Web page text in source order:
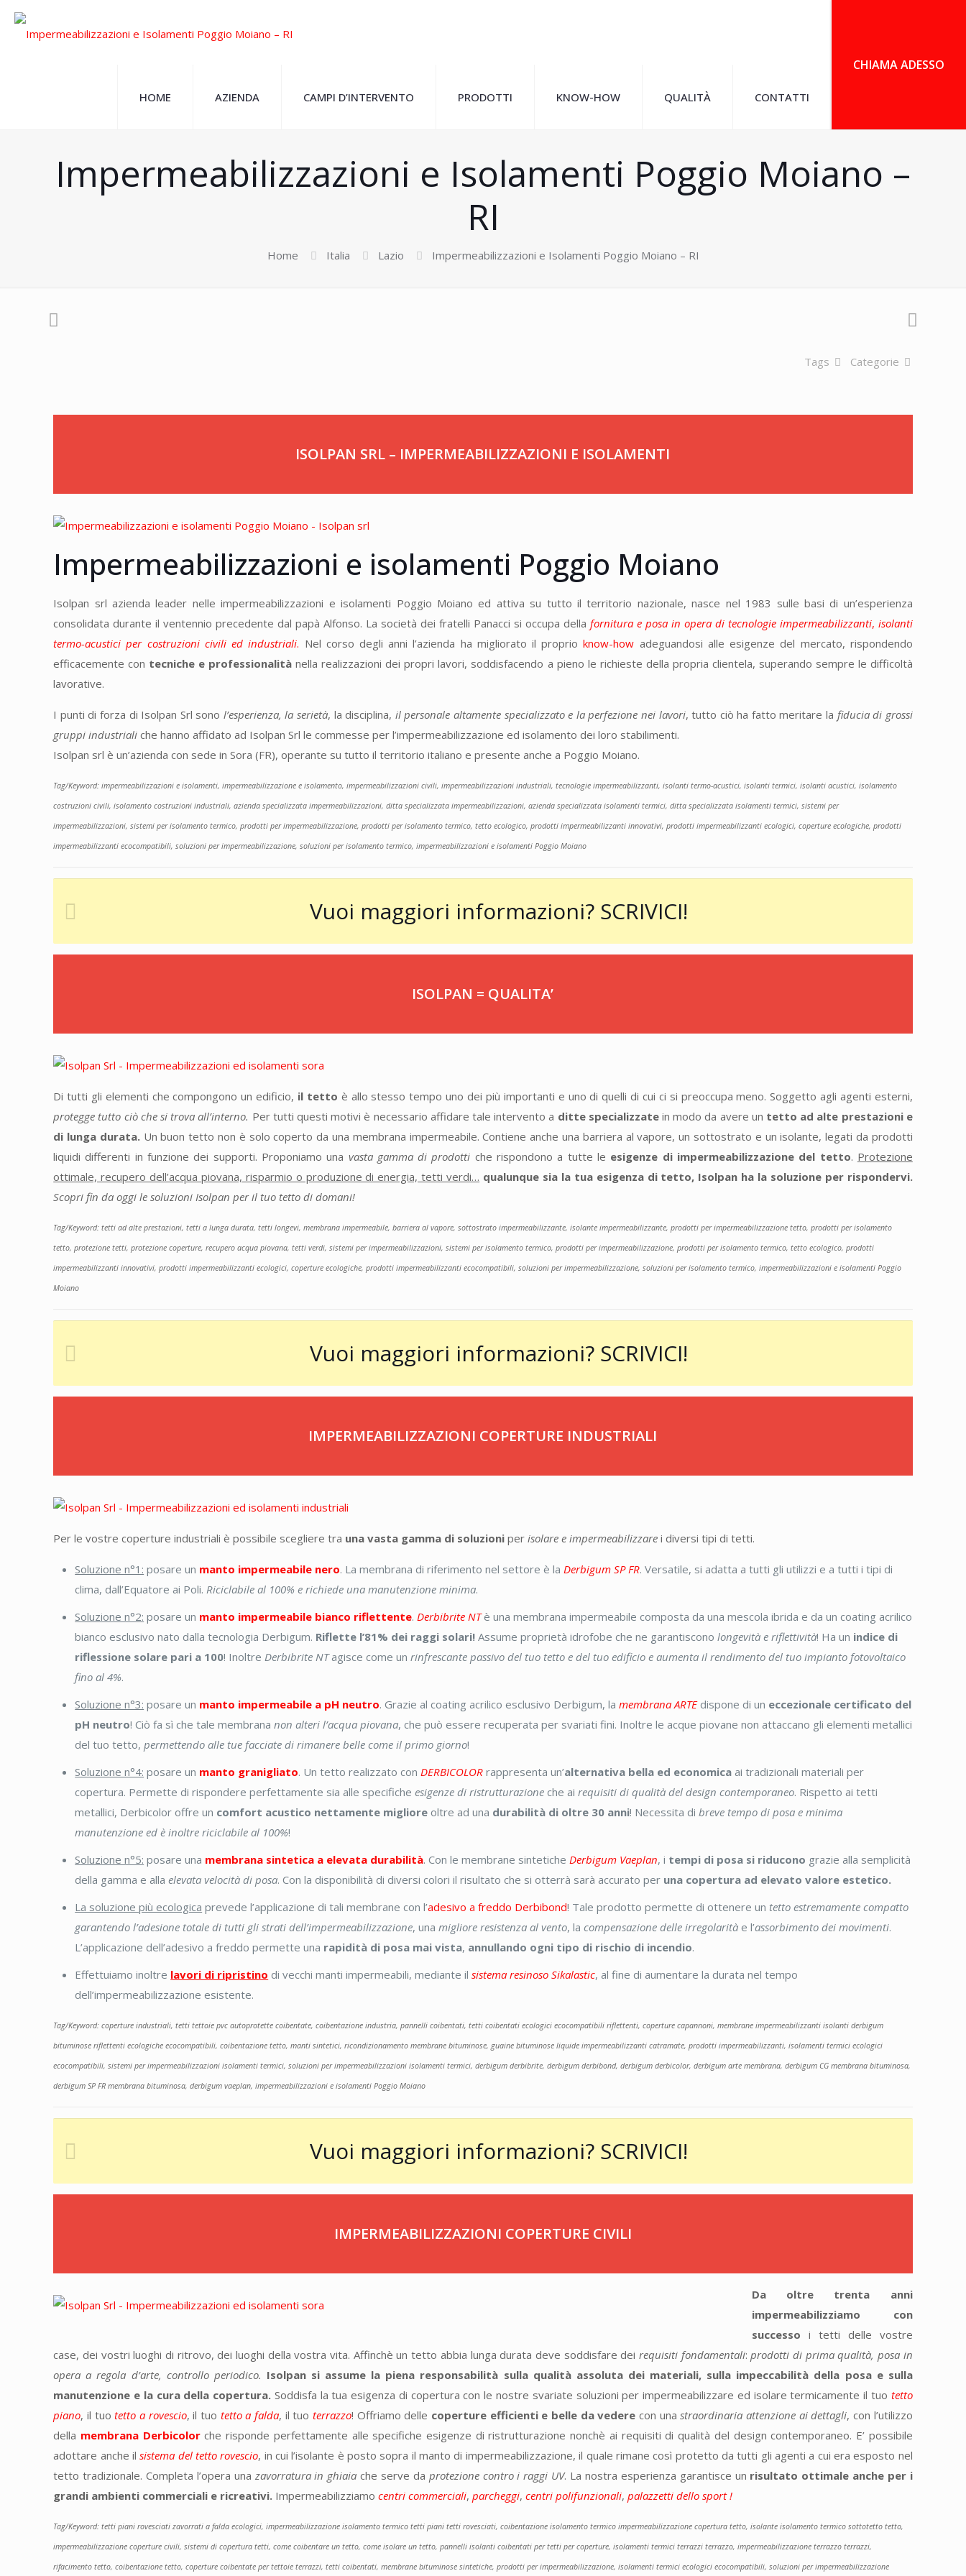
HOME AZIENDA CAMPI D’INTERVENTO PRODOTTI KNOW-HOW QUALITÀ CONTATTI
CHIAMA ADESSO
Impermeabilizzazioni e Isolamenti Poggio Moiano –
RI
Home Italia Lazio Impermeabilizzazioni e Isolamenti Poggio Moiano – RI
Categorie
Tags
ISOLPAN SRL – IMPERMEABILIZZAZIONI E ISOLAMENTI
Impermeabilizzazioni e isolamenti Poggio Moiano
Isolpan srl azienda leader nelle impermeabilizzazioni e isolamenti Poggio Moiano ed attiva su tutto il territorio nazionale, nasce nel 1983 sulle basi di un’esperienza
consolidata durante il ventennio precedente dal papà Alfonso. La società dei fratelli Panacci si occupa della fornitura e posa in opera di tecnologie impermeabilizzanti, isolanti
termo-acustici per costruzioni civili ed industriali. Nel corso degli anni l’azienda ha migliorato il proprioknow-how adeguandosi alle esigenze del mercato, rispondendo
efficacemente con tecniche e professionalità nella realizzazioni dei propri lavori, soddisfacendo a pieno le richieste della propria clientela, superando sempre le difficoltà
lavorative.
I punti di forza di Isolpan Srl sono l’esperienza, la serietà, la disciplina, il personale altamente specializzato e la perfezione nei lavori, tutto ciò ha fatto meritare la fiducia di grossi
gruppi industriali che hanno affidato ad Isolpan Srl le commesse per l’impermeabilizzazione ed isolamento dei loro stabilimenti.
Isolpan srl è un’azienda con sede in Sora (FR), operante su tutto il territorio italiano e presente anche a Poggio Moiano.
Tag/Keyword: impermeabilizzazioni e isolamenti, impermeabilizzazione e isolamento, impermeabilizzazioni civili, impermeabilizzazioni industriali, tecnologie impermeabilizzanti, isolanti termo-acustici, isolanti termici, isolanti acustici, isolamento
costruzioni civili, isolamento costruzioni industriali, azienda specializzata impermeabilizzazioni, ditta specializzata impermeabilizzazioni, azienda specializzata isolamenti termici, ditta specializzata isolamenti termici, sistemi per
impermeabilizzazioni, sistemi per isolamento termico, prodotti per impermeabilizzazione, prodotti per isolamento termico, tetto ecologico, prodotti impermeabilizzanti innovativi, prodotti impermeabilizzanti ecologici, coperture ecologiche, prodotti
impermeabilizzanti ecocompatibili, soluzioni per impermeabilizzazione, soluzioni per isolamento termico, impermeabilizzazioni e isolamenti Poggio Moiano
Vuoi maggiori informazioni? SCRIVICI!
ISOLPAN = QUALITA’
Di tutti gli elementi che compongono un edificio, il tetto è allo stesso tempo uno dei più importanti e uno di quelli di cui ci si preoccupa meno. Soggetto agli agenti esterni,
protegge tutto ciò che si trova all’interno. Per tutti questi motivi è necessario affidare tale intervento a ditte specializzatein modo da avere un tetto ad alte prestazioni e
di lunga durata.Un buon tetto non è solo coperto da una membrana impermeabile. Contiene anche una barriera al vapore, un sottostrato e un isolante, legati da prodotti
liquidi differenti in funzione dei supporti. Proponiamo una vasta gamma di prodotti che rispondono a tutte le esigenze di impermeabilizzazione del tetto. Protezione
ottimale, recupero dell’acqua piovana, risparmio o produzione di energia, tetti verdi… qualunque sia la tua esigenza di tetto, Isolpan ha la soluzione per rispondervi.
Scopri fin da oggi le soluzioni Isolpan per il tuo tetto di domani!
Tag/Keyword: tetti ad alte prestazioni, tetti a lunga durata, tetti longevi, membrana impermeabile, barriera al vapore, sottostrato impermeabilizzante, isolante impermeabilizzante, prodotti per impermeabilizzazione tetto, prodotti per isolamento
tetto, protezione tetti, protezione coperture, recupero acqua piovana, tetti verdi, sistemi per impermeabilizzazioni, sistemi per isolamento termico, prodotti per impermeabilizzazione, prodotti per isolamento termico, tetto ecologico, prodotti
impermeabilizzanti innovativi, prodotti impermeabilizzanti ecologici, coperture ecologiche, prodotti impermeabilizzanti ecocompatibili, soluzioni per impermeabilizzazione, soluzioni per isolamento termico, impermeabilizzazioni e isolamenti Poggio
Moiano
Vuoi maggiori informazioni? SCRIVICI!
IMPERMEABILIZZAZIONI COPERTURE INDUSTRIALI
Per le vostre coperture industriali è possibile scegliere tra una vasta gamma di soluzioni perisolare e impermeabilizzare i diversi tipi di tetti.
Soluzione n°1: posare un manto impermeabile nero. La membrana di riferimento nel settore è laDerbigum SP FR. Versatile, si adatta a tutti gli utilizzi e a tutti i tipi di
clima, dall’Equatore ai Poli.Riciclabile al 100% e richiede una manutenzione minima.
Soluzione n°2: posare un manto impermeabile bianco riflettente.Derbibrite NTè una membrana impermeabile composta da una mescola ibrida e da un coating acrilico
bianco esclusivo nato dalla tecnologia Derbigum. Riflette l’81% dei raggi solari! Assume proprietà idrofobe che ne garantisconolongevità e riflettività! Ha un indice di
riflessione solare pari a 100! InoltreDerbibrite NTagisce come unrinfrescante passivo del tuo tetto e del tuo edificio e aumenta il rendimento del tuo impianto fotovoltaico
fino al 4%.
Soluzione n°3: posare un manto impermeabile a pH neutro. Grazie al coating acrilico esclusivo Derbigum, lamembrana ARTEdispone di un eccezionale certificato del
pH neutro! Ciò fa sì che tale membrananon alteri l’acqua piovana, che può essere recuperata per svariati fini. Inoltre le acque piovane non attaccano gli elementi metallici
del tuo tetto,permettendo alle tue facciate di rimanere belle come il primo giorno!
Soluzione n°4: posare un manto granigliato. Un tetto realizzato conDERBICOLOR rappresenta un’alternativa bella ed economica ai tradizionali materiali per
copertura. Permette di rispondere perfettamente sia alle specificheesigenze di ristrutturazione che airequisiti di qualità del design contemporaneo. Rispetto ai tetti
metallici, Derbicolor offre un comfort acustico nettamente migliore oltre ad una durabilità di oltre 30 anni! Necessita dibreve tempo di posa e minima
manutenzione ed è inoltre riciclabile al 100%!
Soluzione n°5: posare una membrana sintetica a elevata durabilità. Con le membrane sinteticheDerbigum Vaeplan, i tempi di posa si riducono grazie alla semplicità
della gamma e allaelevata velocità di posa. Con la disponibilità di diversi colori il risultato che si otterrà sarà accurato per una copertura ad elevato valore estetico.
La soluzione più ecologica prevede l’applicazione di tali membrane con l’adesivo a freddo Derbibond! Tale prodotto permette di ottenere un tetto estremamente compatto
garantendo l’adesione totale di tutti gli strati dell’impermeabilizzazione, unamigliore resistenza al vento, lacompensazione delle irregolarità e l’assorbimento dei movimenti.
L’applicazione dell’adesivo a freddo permette una rapidità di posa mai vista, annullando ogni tipo di rischio di incendio.
Effettuiamo inoltre lavori di ripristino di vecchi manti impermeabili, mediante ilsistema resinoso Sikalastic, al fine di aumentare la durata nel tempo
dell’impermeabilizzazione esistente.
Tag/Keyword: coperture industriali, tetti tettoie pvc autoprotette coibentate, coibentazione industria, pannelli coibentati, tetti coibentati ecologici ecocompatibili riflettenti, coperture capannoni, membrane impermeabilizzanti isolanti derbigum
bituminose riflettenti ecologiche ecocompatibili, coibentazione tetto, manti sintetici, ricondizionamento membrane bituminose, guaine bituminose liquide impermeabilizzanti catramate, prodotti impermeabilizzanti, isolamenti termici ecologici
ecocompatibili, sistemi per impermeabilizzazioni isolamenti termici, soluzioni per impermeabilizzazioni isolamenti termici, derbigum derbibrite, derbigum derbibond, derbigum derbicolor, derbigum arte membrana, derbigum CG membrana bituminosa,
derbigum SP FR membrana bituminosa, derbigum vaeplan, impermeabilizzazioni e isolamenti Poggio Moiano
Vuoi maggiori informazioni? SCRIVICI!
IMPERMEABILIZZAZIONI COPERTURE CIVILI
Da oltre trenta anni
impermeabilizziamo con
successo i tetti delle vostre
case, dei vostri luoghi di ritrovo, dei luoghi della vostra vita. Affinchè un tetto abbia lunga durata deve soddisfare dei requisiti fondamentali:prodotti di prima qualità, posa in
opera a regola d’arte, controllo periodico. Isolpan si assume la piena responsabilità sulla qualità assoluta dei materiali, sulla impeccabilità della posa e sulla
manutenzione e la cura della copertura. Soddisfa la tua esigenza di copertura con le nostre svariate soluzioni per impermeabilizzare ed isolare termicamente il tuo tetto
piano, il tuotetto a rovescio, il tuo tetto a falda, il tuo terrazzo! Offriamo delle coperture efficienti e belle da vedere con unastraordinaria attenzione ai dettagli, con l’utilizzo
della membrana Derbicolorche risponde perfettamente alle specifiche esigenze di ristrutturazione nonchè ai requisiti di qualità del design contemporaneo. E’ possibile
adottare anche ilsistema del tetto rovescio, in cui l’isolante è posto sopra il manto di impermeabilizzazione, il quale rimane così protetto da tutti gli agenti a cui era esposto nel
tetto tradizionale. Completa l’opera una zavorratura in ghiaia che serve da protezione contro i raggi UV. La nostra esperienza garantisce un risultato ottimale anche per i
grandi ambienti commerciali e ricreativi. Impermeabilizziamocentri commerciali,parcheggi,centri polifunzionali,palazzetti dello sport !
Tag/Keyword: tetti piani rovesciati zavorrati a falda ecologici, impermeabilizzazione isolamento termico tetti piani tetti rovesciati, coibentazione isolamento termico impermeabilizzazione copertura tetto, isolante isolamento termico sottotetto tetto,
impermeabilizzazione coperture civili, sistemi di copertura tetti, come coibentare un tetto, come isolare un tetto, pannelli isolanti coibentati per tetti per coperture, isolamenti termici terrazzi terrazzo, impermeabilizzazione terrazzo terrazzi,
rifacimento tetto, coibentazione tetto, coperture coibentate per tettoie terrazzi, tetti coibentati, membrane bituminose sintetiche, prodotti per impermeabilizzazione, isolamenti termici ecologici ecocompatibili, soluzioni per impermeabilizzazione